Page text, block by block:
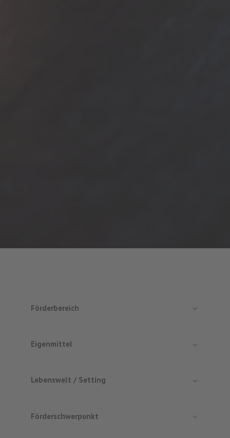
Förderbereich
Eigenmittel
Lebenswelt / Setting
Förderschwerpunkt